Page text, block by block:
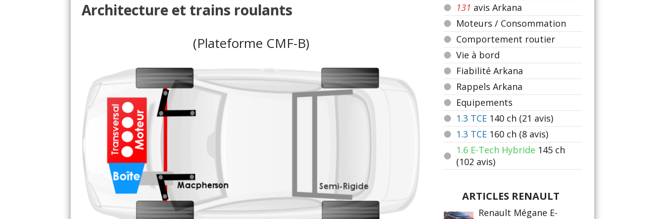
Architecture et trains roulants
(Plateforme CMF-B)
131 avis Arkana
Moteurs / Consommation
Comportement routier
Vie à bord
Fiabilité Arkana
Rappels Arkana
Equipements
1.3 TCE 140 ch (21 avis)
1.3 TCE 160 ch (8 avis)
1.6 E-Tech Hybride 145 ch
(102 avis)
ARTICLES RENAULT
Renault Mégane E-